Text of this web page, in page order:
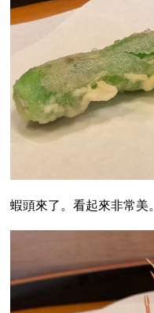
蝦頭來了。看起來非常美。